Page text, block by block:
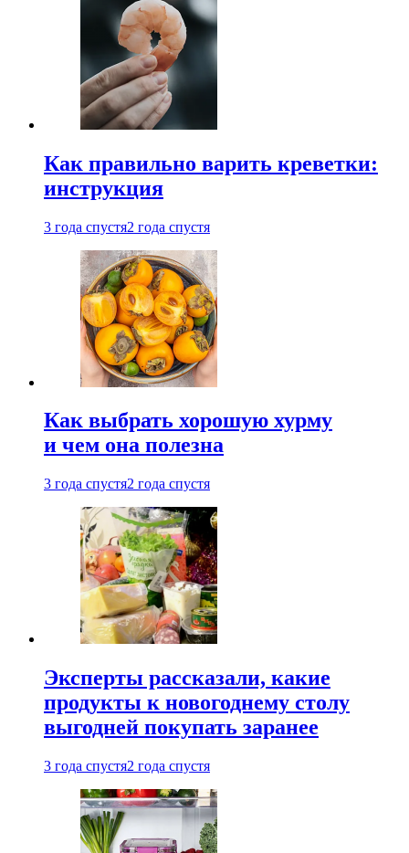
Как правильно варить креветки:
инструкция
3 года спустя2 года спустя
Как выбрать хорошую хурму
и чем она полезна
3 года спустя2 года спустя
Эксперты рассказали, какие
продукты к новогоднему столу
выгодней покупать заранее
3 года спустя2 года спустя